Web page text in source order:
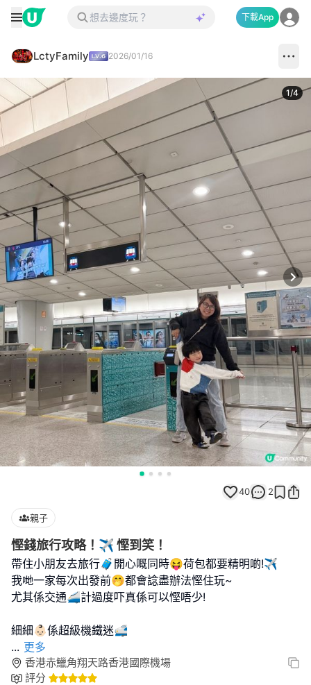
下載App
LctyFamily 2026/01/16
1/4
40 2
親子
慳錢旅行攻略！✈️ 慳到笑！
帶住小朋友去旅行🧳開心嘅同時😝荷包都要精明啲!✈️
我哋一家每次出發前🤭都會諗盡辦法慳住玩~
尤其係交通🚄計過度吓真係可以慳唔少!
... 更多
香港赤鱲角翔天路香港國際機場
評分